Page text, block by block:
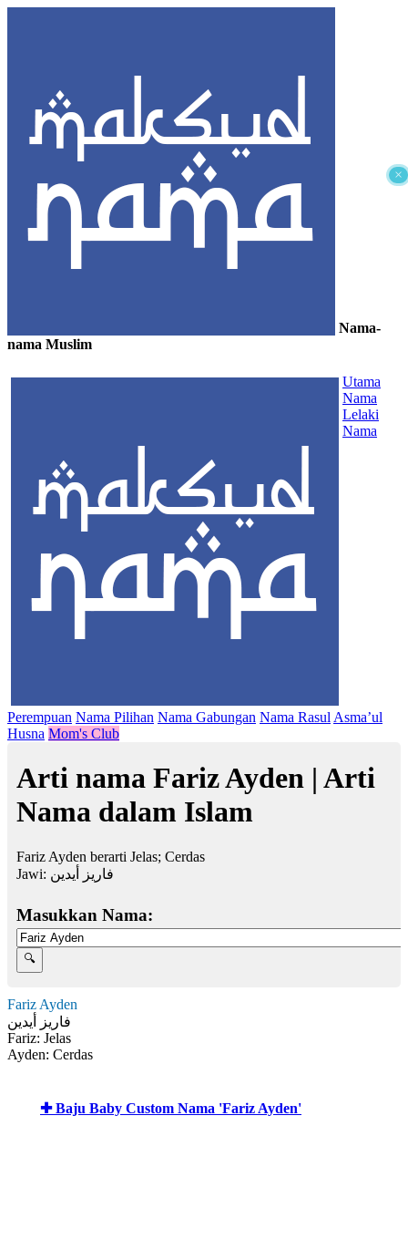
×
Nama-
nama Muslim
Utama
Nama
Lelaki
Nama
Perempuan Nama Pilihan Nama Gabungan Nama Rasul Asma’ul
Husna Mom's Club
Arti nama Fariz Ayden | Arti
Nama dalam Islam
Fariz Ayden berarti Jelas; Cerdas
Jawi: فاريز أيدين
Masukkan Nama:
Fariz Ayden
فاريز أيدين
Fariz: Jelas
Ayden: Cerdas
✚ Baju Baby Custom Nama 'Fariz Ayden'